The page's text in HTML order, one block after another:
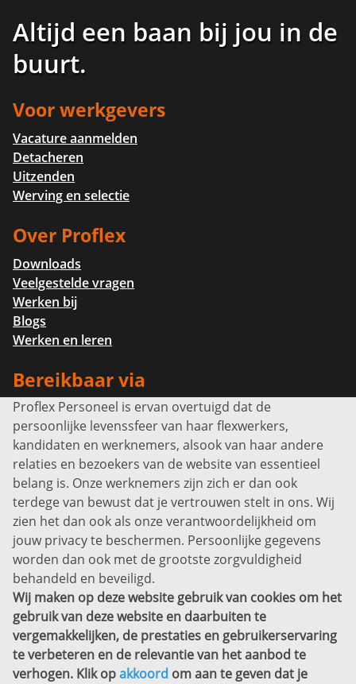
Altijd een baan bij jou in de
buurt.
Voor werkgevers
Vacature aanmelden
Detacheren
Uitzenden
Werving en selectie
Over Proflex
Downloads
Veelgestelde vragen
Werken bij
Blogs
Werken en leren
Bereikbaar via
Info@proflexpersoneel.nl
Bel ons:+31 (0)85 0450040
Prins Willem-Alexanderlaan 301
7311 SW Apeldoorn
Disclaimer
Privacyverklaring
Sitemap
Copyright
Bekijk ook eens
Proflex Personeel is ervan overtuigd dat de
persoonlijke levenssfeer van haar flexwerkers,
kandidaten en werknemers, alsook van haar andere
relaties en bezoekers van de website van essentieel
belang is. Onze werknemers zijn zich er dan ook
terdege van bewust dat je vertrouwen stelt in ons. Wij
zien het dan ook als onze verantwoordelijkheid om
jouw privacy te beschermen. Persoonlijke gegevens
worden dan ook met de grootste zorgvuldigheid
behandeld en beveiligd.
Wij maken op deze website gebruik van cookies om het
gebruik van deze website en daarbuiten te
vergemakkelijken, de prestaties en gebruikerservaring
te verbeteren en de relevantie van het aanbod te
verhogen. Klik opakkoord om aan te geven dat je